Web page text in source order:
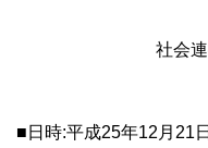
社会
■日時:平成25年12月21